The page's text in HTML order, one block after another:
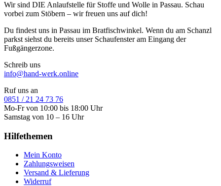
Wir sind DIE Anlaufstelle für Stoffe und Wolle in Passau. Schau
vorbei zum Stöbern – wir freuen uns auf dich!
Du findest uns in Passau im Bratfischwinkel. Wenn du am Schanzl
parkst siehst du bereits unser Schaufenster am Eingang der
Fußgängerzone.
Schreib uns
info@hand-werk.online
Ruf uns an
0851 / 21 24 73 76
Mo-Fr von 10:00 bis 18:00 Uhr
Samstag von 10 – 16 Uhr
Hilfethemen
Mein Konto
Zahlungsweisen
Versand & Lieferung
Widerruf